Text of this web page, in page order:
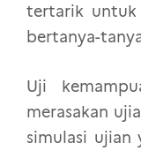
tertarik untuk
bertanya-
Uji
merasakan
simulasi ujian